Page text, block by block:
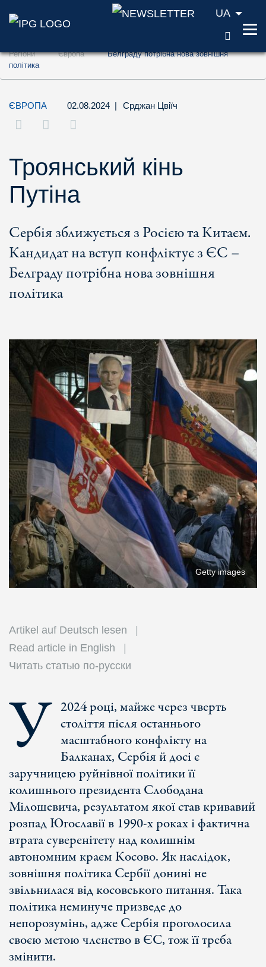
Перейти до змісту (ключ доступу '1')
Перейти до пошуку (ключ доступу '2')
UA
Регіони Європа
Белграду потрібна нова зовнішня
політика
ЄВРОПА 02.08.2024 | Срджан Цвіїч
Троянський кінь
Путіна
Сербія зближується з Росією та Китаєм.
Кандидат на вступ конфліктує з ЄС –
Белграду потрібна нова зовнішня
політика
Getty images
Artikel auf Deutsch lesen
Read article in English
Читать статью по-русски
У 2024 році, майже через чверть
століття після останнього
масштабного конфлікту на
Балканах, Сербія й досі є
заручницею руйнівної політики її
колишнього президента Слободана
Мілошевича, результатом якої став кривавий
розпад Югославії в 1990-х роках і фактична
втрата суверенітету над колишнім
автономним краєм Косово. Як наслідок,
зовнішня політика Сербії донині не
звільнилася від косовського питання. Така
політика неминуче призведе до
непорозумінь, адже Сербія проголосила
своєю метою членство в ЄС, тож її треба
змінити.